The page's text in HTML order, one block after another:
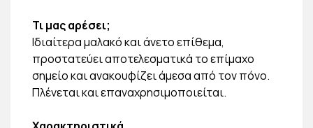
Τι μας αρέσει;
Ιδιαίτερα μαλακό και άνετο επίθεμα,
προστατεύει αποτελεσματικά το επίμαχο
σημείο και ανακουφίζει άμεσα από τον πόνο.
Πλένεται και επαναχρησιμοποιείται.